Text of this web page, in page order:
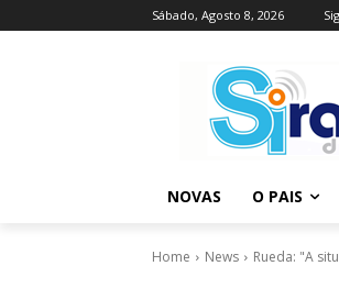
Sábado, Agosto 8, 2026
NOVAS O PAIS
Home News Rueda: "A